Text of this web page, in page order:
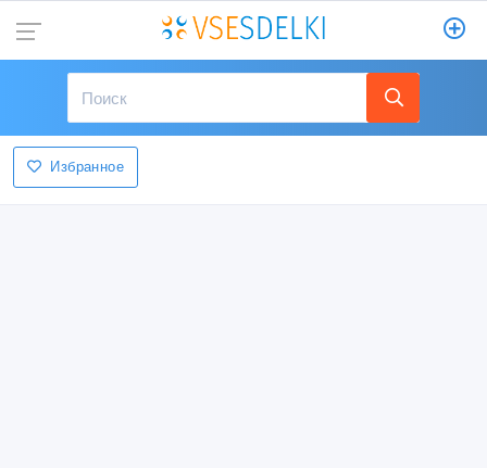
Избранное